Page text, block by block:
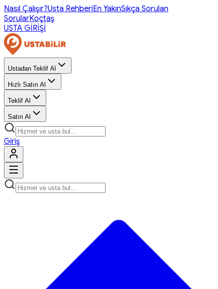
Nasıl Çalışır?Usta RehberiEn YakınSıkça Sorulan
SorularKoçtaş
USTA GİRİŞİ
Ustadan Teklif Al
Hızlı Satın Al
Teklif Al
Satın Al
Giriş